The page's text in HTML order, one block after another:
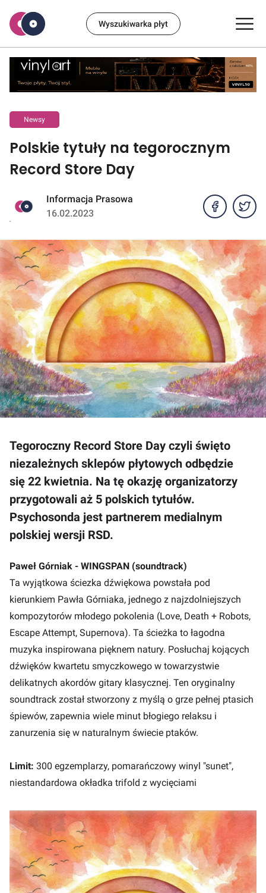
Wyszukiwarka płyt
Newsy
Polskie tytuły na tegorocznym
Record Store Day
Informacja Prasowa
16.02.2023
Tegoroczny Record Store Day czyli święto
niezależnych sklepów płytowych odbędzie
się 22 kwietnia. Na tę okazję organizatorzy
przygotowali aż 5 polskich tytułów.
Psychosonda jest partnerem medialnym
polskiej wersji RSD.
Paweł Górniak - WINGSPAN (soundtrack)
Ta wyjątkowa ściezka dźwiękowa powstała pod
kierunkiem Pawła Górniaka, jednego z najzdolniejszych
kompozytorów młodego pokolenia (Love, Death + Robots,
Escape Attempt, Supernova). Ta ścieżka to łagodna
muzyka inspirowana pięknem natury. Posłuchaj kojących
dźwięków kwartetu smyczkowego w towarzystwie
delikatnych akordów gitary klasycznej. Ten oryginalny
soundtrack został stworzony z myślą o grze pełnej ptasich
śpiewów, zapewnia wiele minut błogiego relaksu i
zanurzenia się w naturalnym świecie ptaków.
Limit: 300 egzemplarzy, pomarańczowy winyl "sunet",
niestandardowa okładka trifold z wycięciami